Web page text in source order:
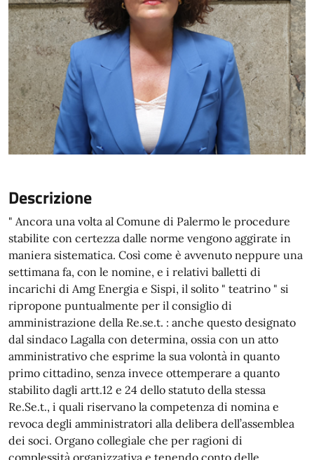
Descrizione
" Ancora una volta al Comune di Palermo le procedure
stabilite con certezza dalle norme vengono aggirate in
maniera sistematica. Così come è avvenuto neppure una
settimana fa, con le nomine, e i relativi balletti di
incarichi di Amg Energia e Sispi, il solito " teatrino " si
ripropone puntualmente per il consiglio di
amministrazione della Re.se.t. : anche questo designato
dal sindaco Lagalla con determina, ossia con un atto
amministrativo che esprime la sua volontà in quanto
primo cittadino, senza invece ottemperare a quanto
stabilito dagli artt.12 e 24 dello statuto della stessa
Re.Se.t., i quali riservano la competenza di nomina e
revoca degli amministratori alla delibera dell’assemblea
dei soci. Organo collegiale che per ragioni di
complessità organizzativa e tenendo conto delle